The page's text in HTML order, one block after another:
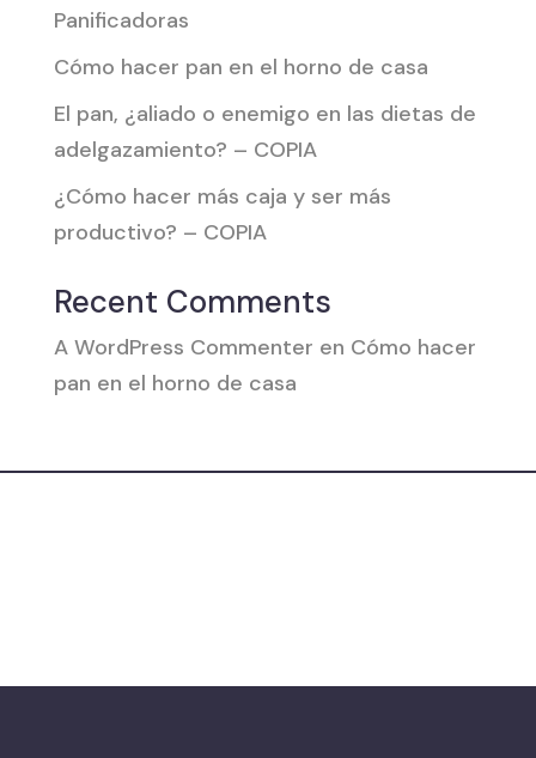
Panificadoras
Cómo hacer pan en el horno de casa
El pan, ¿aliado o enemigo en las dietas de
adelgazamiento? – COPIA
¿Cómo hacer más caja y ser más
productivo? – COPIA
Recent Comments
A WordPress Commenter en Cómo hacer
pan en el horno de casa